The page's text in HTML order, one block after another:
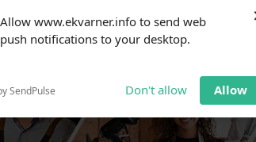
Allow www.ekvarner.info to send web
push notifications to your desktop.
SendPulse Don't allow Allow
permission prompts, click
icon